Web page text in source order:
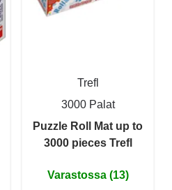
Trefl
3000 Palat
Puzzle Roll Mat up to
3000 pieces Trefl
Varastossa (13)